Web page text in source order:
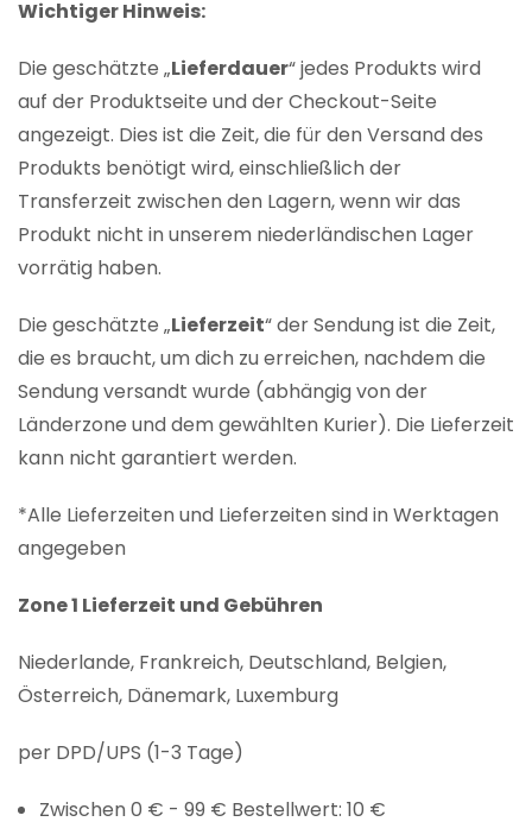
Wichtiger Hinweis:
Die geschätzte „Lieferdauer“ jedes Produkts wird
auf der Produktseite und der Checkout-Seite
angezeigt. Dies ist die Zeit, die für den Versand des
Produkts benötigt wird, einschließlich der
Transferzeit zwischen den Lagern, wenn wir das
Produkt nicht in unserem niederländischen Lager
vorrätig haben.
Die geschätzte „Lieferzeit“ der Sendung ist die Zeit,
die es braucht, um dich zu erreichen, nachdem die
Sendung versandt wurde (abhängig von der
Länderzone und dem gewählten Kurier). Die Lieferzeit
kann nicht garantiert werden.
*Alle Lieferzeiten und Lieferzeiten sind in Werktagen
angegeben
Zone 1 Lieferzeit und Gebühren
Niederlande, Frankreich, Deutschland, Belgien,
Österreich, Dänemark, Luxemburg
per DPD/UPS (1-3 Tage)
Zwischen 0 € - 99 € Bestellwert: 10 €